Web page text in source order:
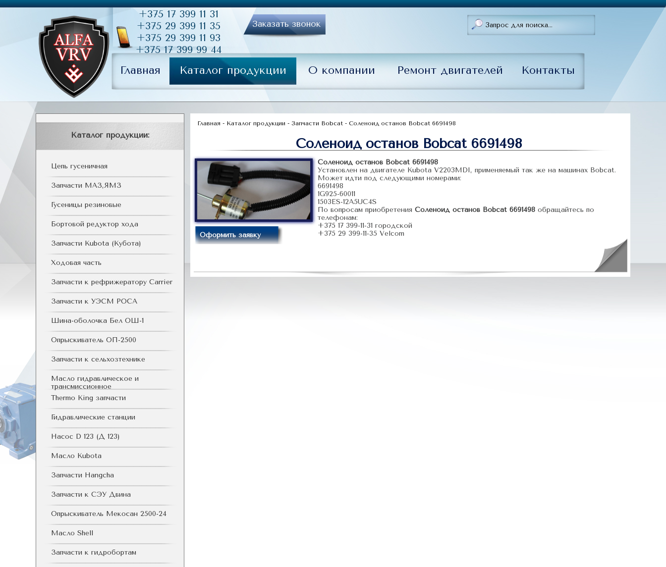
+375 17 399 11 31
+375 29 399 11 35
+375 29 399 11 93
+375 17 399 99 44
Заказать звонок
Главная Каталог продукции О компании Ремонт двигателей Контакты
Главная - Каталог продукции - Запчасти Bobcat - Соленоид останов Bobcat 6691498
Соленоид останов Bobcat 6691498
Оформить заявку
Соленоид останов Bobcat 6691498
Установлен на двигателе Kubota V2203MDI, применяемый так же на машинах Bobcat.
Может идти под следующими номерами:
6691498
1G925-60011
1503ES-12A5UC4S
По вопросам приобретения Соленоид останов Bobcat 6691498 обращайтесь по
телефонам:
+375 17 399-11-31 городской
+375 29 399-11-35 Velcom
Каталог продукции:
Цепь гусеничная
Запчасти МАЗ,ЯМЗ
Гусеницы резиновые
Бортовой редуктор хода
Запчасти Kubota (Кубота)
Ходовая часть
Запчасти к рефрижератору Carrier
Запчасти к УЭСМ РОСА
Шина-оболочка Бел ОШ-1
Опрыскиватель ОП-2500
Запчасти к сельхозтехнике
Масло гидравлическое и
трансмиссионное
Thermo King запчасти
Гидравлические станции
Насос D 123 (Д 123)
Масло Kubota
Запчасти Hangcha
Запчасти к СЭУ Двина
Опрыскиватель Мекосан 2500-24
Масло Shell
Запчасти к гидробортам